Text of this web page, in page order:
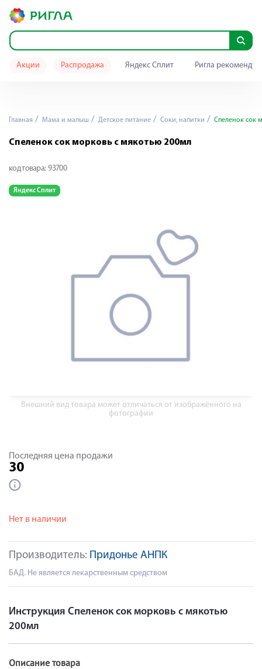
Акции Распродажа Яндекс Сплит Ригла
Главная Мама и малыш Детское питание Соки, напитки Спеленок сок
Спеленок сок морковь с мякотью 200мл
код товара: 93700
Яндекс Сплит
Внешний вид товара может отличаться от изображённого на
фотографии
Производитель: Придонье АНПК
БАД. Не является лекарственным средством
Последняя цена продажи
30
Нет в наличии
Инструкция Спеленок сок морковь с мякотью
200мл
Описание товара